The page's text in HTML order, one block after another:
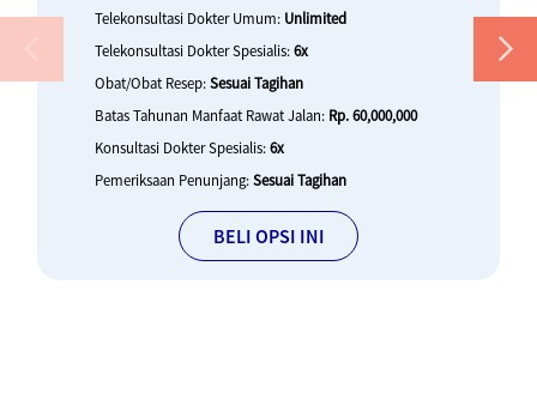
Telekonsultasi Dokter Umum: Unlimited
Telekonsultasi Dokter Spesialis:6x
Obat/Obat Resep:Sesuai Tagihan
Batas Tahunan Manfaat Rawat Jalan: Rp. 60,000,000
Konsultasi Dokter Spesialis:6x
Pemeriksaan Penunjang:Sesuai Tagihan
BELI OPSI INI